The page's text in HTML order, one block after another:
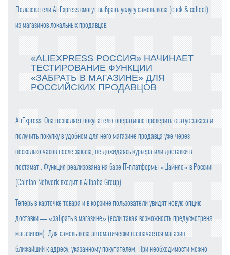
Пользователи AliExpress смогут выбрать услугу самовывоза (click & collect)
из магазинов локальных продавцов.
«ALIEXPRESS РОССИЯ» НАЧИНАЕТ
ТЕСТИРОВАНИЕ ФУНКЦИИ
«ЗАБРАТЬ В МАГАЗИНЕ» ДЛЯ
РОССИЙСКИХ ПРОДАВЦОВ
AliExpress. Она позволяет покупателю оперативно проверить статус заказа и
получить покупку в удобном для него магазине продавца уже через
несколько часов после заказа, не дожидаясь курьера или доставки в
постамат . Функция реализована на базе IT-платформы «Цайняо» в России
(Cainiao Network входит в Alibaba Group).
Теперь в карточке товара и в корзине пользователи увидят новую опцию
доставки — «забрать в магазине» (если такая возможность предусмотрена
магазином). Для самовывоза автоматически назначается магазин,
ближайший к адресу, указанному покупателем. При необходимости можно